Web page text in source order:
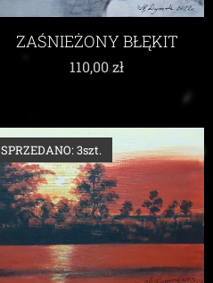
ZAŚNIEŻONY BŁĘKIT
110,00zł
SPRZEDANO: 3szt.